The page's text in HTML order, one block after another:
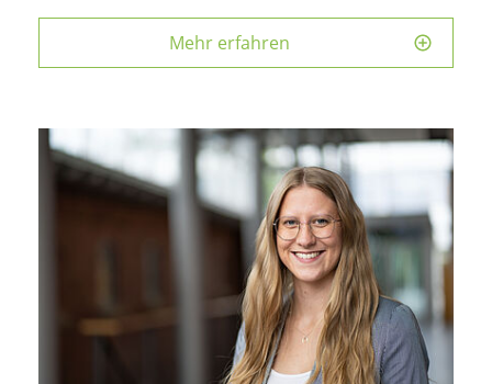
Mehr erfahren